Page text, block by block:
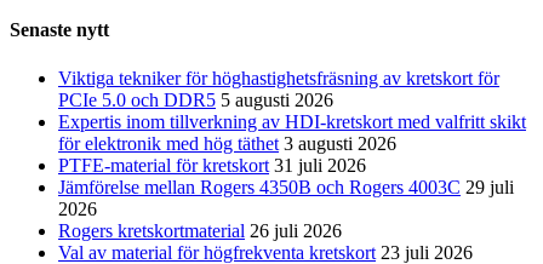
Senaste nytt
Viktiga tekniker för höghastighetsfräsning av kretskort för
PCIe 5.0 och DDR5 5 augusti 2026
Expertis inom tillverkning av HDI-kretskort med valfritt skikt
för elektronik med hög täthet 3 augusti 2026
PTFE-material för kretskort 31 juli 2026
Jämförelse mellan Rogers 4350B och Rogers 4003C 29 juli
2026
Rogers kretskortmaterial 26 juli 2026
Val av material för högfrekventa kretskort 23 juli 2026